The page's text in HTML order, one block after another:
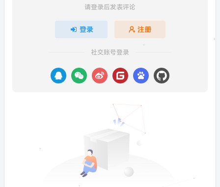
请登录后发表评论
登录 注册
社交账号登录